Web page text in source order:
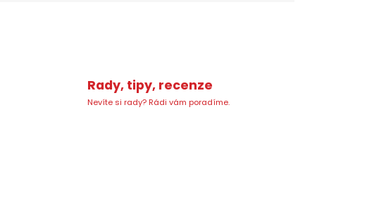
Rady, tipy, recenze
Nevíte si rady? Rádi vám poradíme.